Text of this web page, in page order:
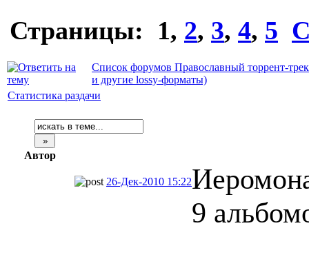
Страницы: 1, 2, 3, 4, 5
Список форумов Православный торрент-
и другие lossy-форматы)
Статистика раздачи
Автор
26-Дек-2010 15:22
9